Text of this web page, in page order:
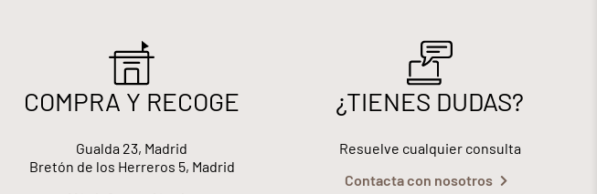
COMPRA Y RECOGE
Gualda 23, Madrid
Bretón de los Herreros 5, Madrid
¿TIENES DUDAS?
Resuelve cualquier consulta
Contacta con nosotros